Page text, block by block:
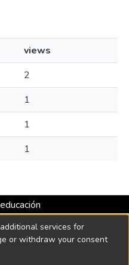
views
2
1
1
1
Institucional hasta 2026 -
de 2018
services for
or withdraw your consent